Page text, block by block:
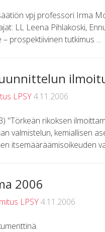
vpj professori Irma
LL Leena Pihlakoski,
prospektiivinen tutkimus ...
LPSY4.11.2006
"Törkeän rikoksen
valmistelun, kemiallisen
itsemääräämisoikeuden
2006
LPSY4.11.2006